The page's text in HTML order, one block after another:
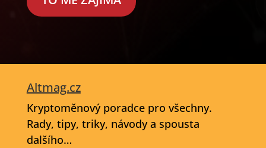
Altmag.cz
Kryptoměnový poradce pro všechny.
Rady, tipy, triky, návody a spousta
dalšího…